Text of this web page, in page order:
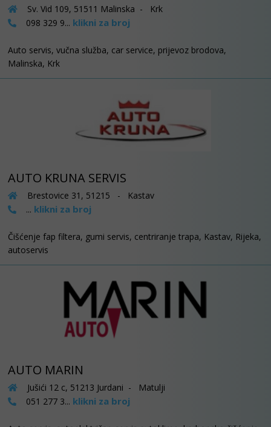
Sv. Vid 109, 51511 Malinska - Krk
098 329 9... klikni za broj
Auto servis, vučna služba, car service, prijevoz brodova,
Malinska, Krk
AUTO KRUNA SERVIS
Brestovice 31, 51215 - Kastav
... klikni za broj
Čišćenje fap filtera, gumi servis, centriranje trapa, Kastav, Rijeka,
autoservis
AUTO MARIN
Jušići 12 c, 51213 Jurdani - Matulji
051 277 3... klikni za broj